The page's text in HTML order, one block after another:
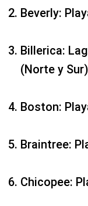
Beverly:
Billerica:
(Norte y Sur)
Boston:
Braintree:
Chicopee: